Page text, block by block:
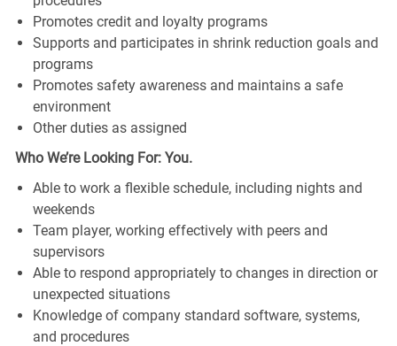
Promotes credit and loyalty programs
Supports and participates in shrink reduction goals and
programs
Promotes safety awareness and maintains a safe
environment
Other duties as assigned
Who We’re Looking For: You.
Able to work a flexible schedule, including nights and
weekends
Team player, working effectively with peers and
supervisors
Able to respond appropriately to changes in direction or
unexpected situations
Knowledge of company standard software, systems,
and procedures